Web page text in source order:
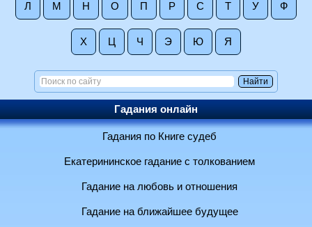
Л М Н О П Р С Т У Ф
Х Ц Ч Э Ю Я
Гадания онлайн
Гадания по Книге судеб
Екатерининское гадание с толкованием
Гадание на любовь и отношения
Гадание на ближайшее будущее